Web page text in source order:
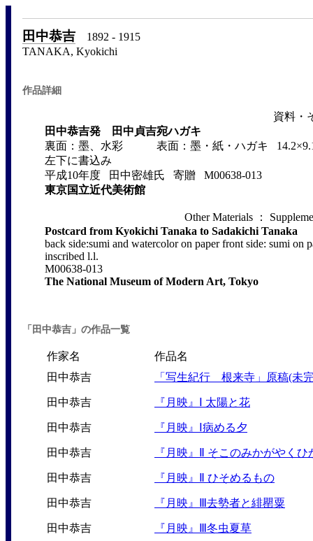
田中恭吉 1892 - 1915
TANAKA, Kyokichi
作品詳細
資料・
田中恭吉発 田中貞吉宛ハガキ
裏面：墨、水彩 表面：墨・紙・ハガキ
左下に書込み
平成10年度 田中密雄氏 寄贈 M00638-013
東京国立近代美術館
Other Materials ：
Postcard from Kyokichi Tanaka to Sadakichi Tanaka
back side:sumi and watercolor on paper front side: sumi on
inscribed l.l.
M00638-013
The National Museum of Modern Art, Tokyo
「田中恭吉」の作品一覧
作家名
作品名
田中恭吉
「写生紀行 根来寺」原稿(未
田中恭吉 『月映』Ⅰ 太陽と花
田中恭吉 『月映』Ⅰ病める夕
田中恭吉 『月映』Ⅱ そこのみかがやくひ
田中恭吉 『月映』Ⅱ ひそめるもの
田中恭吉 『月映』Ⅲ去勢者と緋罌粟
田中恭吉 『月映』Ⅲ冬虫夏草